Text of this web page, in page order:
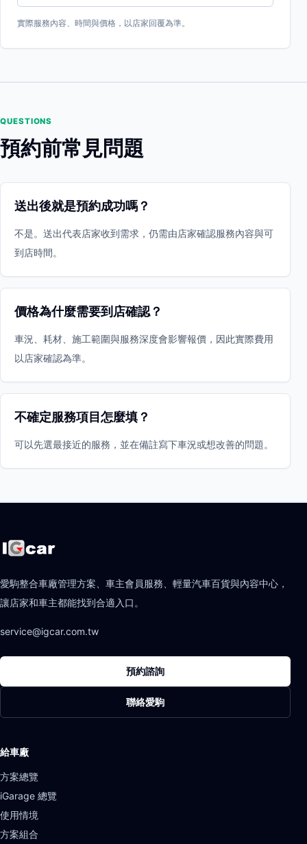
實際服務內容、時間與價格，以店家回覆為準。
QUESTIONS
預約前常見問題
送出後就是預約成功嗎？
不是。送出代表店家收到需求，仍需由店家確認服務內容與可
到店時間。
價格為什麼需要到店確認？
車況、耗材、施工範圍與服務深度會影響報價，因此實際費用
以店家確認為準。
不確定服務項目怎麼填？
可以先選最接近的服務，並在備註寫下車況或想改善的問題。
愛駒整合車廠管理方案、車主會員服務、輕量汽車百貨與內容中心，
讓店家和車主都能找到合適入口。
service@igcar.com.tw
預約諮詢
聯絡愛駒
給車廠
方案總覽
iGarage 總覽
使用情境
方案組合